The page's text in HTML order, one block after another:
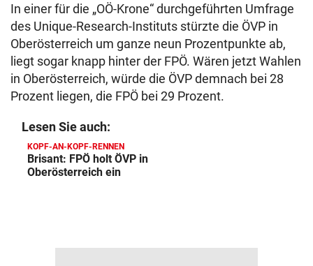
In einer für die „OÖ-Krone“ durchgeführten Umfrage
des Unique-Research-Instituts stürzte die ÖVP in
Oberösterreich um ganze neun Prozentpunkte ab,
liegt sogar knapp hinter der FPÖ. Wären jetzt Wahlen
in Oberösterreich, würde die ÖVP demnach bei 28
Prozent liegen, die FPÖ bei 29 Prozent.
Lesen Sie auch:
KOPF-AN-KOPF-RENNEN
Brisant: FPÖ holt ÖVP in
Oberösterreich ein